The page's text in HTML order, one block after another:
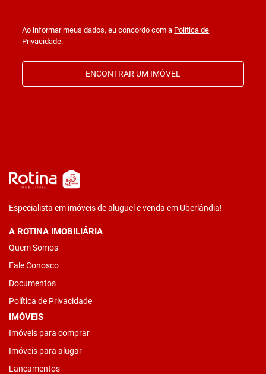
Ao informar meus dados, eu concordo com a Política de
Privacidade.
ENCONTRAR UM IMÓVEL
Especialista em imóveis de aluguel e venda em Uberlândia!
A ROTINA IMOBILIÁRIA
Quem Somos
Fale Conosco
Documentos
Política de Privacidade
IMÓVEIS
Imóveis para comprar
Imóveis para alugar
Lançamentos